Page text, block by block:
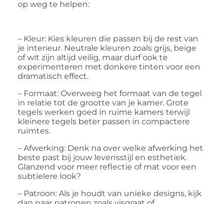
op weg te helpen:
– Kleur: Kies kleuren die passen bij de rest van
je interieur. Neutrale kleuren zoals grijs, beige
of wit zijn altijd veilig, maar durf ook te
experimenteren met donkere tinten voor een
dramatisch effect.
– Formaat: Overweeg het formaat van de tegel
in relatie tot de grootte van je kamer. Grote
tegels werken goed in ruime kamers terwijl
kleinere tegels beter passen in compactere
ruimtes.
– Afwerking: Denk na over welke afwerking het
beste past bij jouw levensstijl en esthetiek.
Glanzend voor meer reflectie of mat voor een
subtielere look?
– Patroon: Als je houdt van unieke designs, kijk